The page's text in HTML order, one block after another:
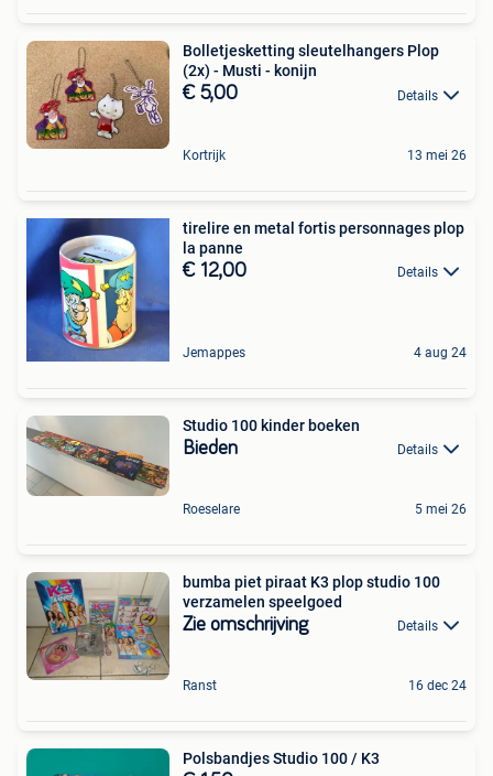
Bolletjesketting sleutelhangers Plop
(2x) - Musti - konijn
€ 5,00 Details
Kortrijk 13 mei 26
tirelire en metal fortis personnages plop
la panne
€ 12,00 Details
Jemappes 4 aug 24
Studio 100 kinder boeken
Bieden Details
Roeselare 5 mei 26
bumba piet piraat K3 plop studio 100
verzamelen speelgoed
Zie omschrijving Details
Ranst 16 dec 24
Polsbandjes Studio 100 / K3